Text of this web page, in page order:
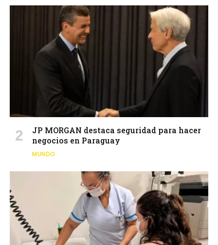
JP MORGAN destaca seguridad para hacer
negocios en Paraguay
MUNDO